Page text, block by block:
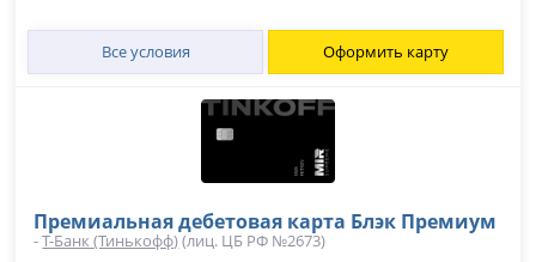
Все условия Оформить карту
Премиальная дебетовая карта Блэк Премиум
-Т-Банк (Тинькофф)(лиц. ЦБ РФ №2673)